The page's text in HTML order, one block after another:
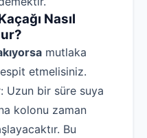
SorNasıl
mutlaka
etmelisiniz.
Uzun bir süre suya
kolonu zaman
Bu